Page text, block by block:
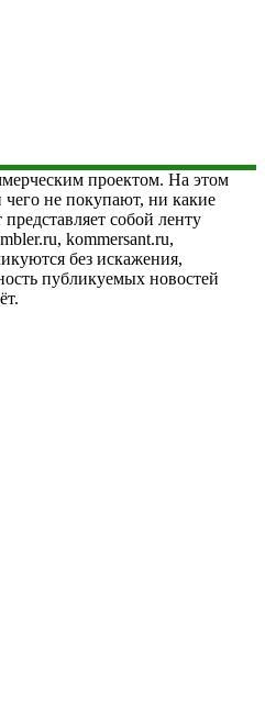
проектом. На этом
не покупают, ни какие
собой ленту
kommersant.ru,
без искажения,
публикуемых новостей